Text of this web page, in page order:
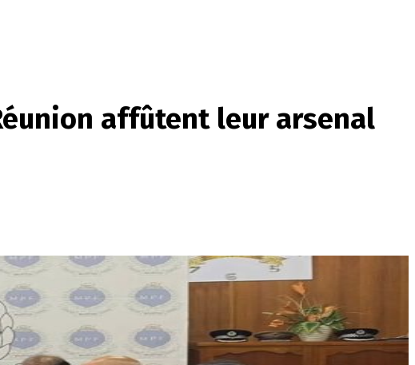
affûtent leur arsenal